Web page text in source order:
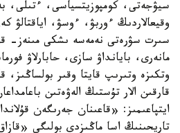
سيۋجەتى، كومپوزيتسياسى، ءتىلى،
وقيعالاردىڭ ءوربۋ، ءوسۋ، اياقتالۋ
سىرت سۋرەتى نەمەسە ىشكى مىنەز-
مانەرى، بايانداۋ سازى، حابارلاۋ
وتكىزە وتىرىپ قايتا وقىر بولساڭىز،
قارقىن الار تۇستىڭ الەۋەتىن
ايتپاعىمىز: «قاعىنان جەرىگەن
تاريحىنىڭ اسا ماڭىزدى بولىگى